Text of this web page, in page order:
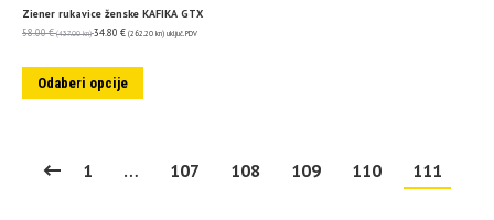
Ziener rukavice ženske KAFIKA GTX
58.00€ (437.00 kn) 34.80 € (262.20 kn) uključ. PDV
Odaberi opcije
1 … 107 108 109 110 111